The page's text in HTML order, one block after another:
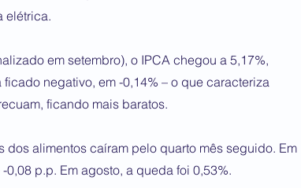
elétrica.
em setembro), o IPCA chegou a 5,17%,
negativo, em -0,14% – o que caracteriza
ficando mais baratos.
alimentos caíram pelo quarto mês seguido. Em
p.p. Em agosto, a queda foi 0,53%.